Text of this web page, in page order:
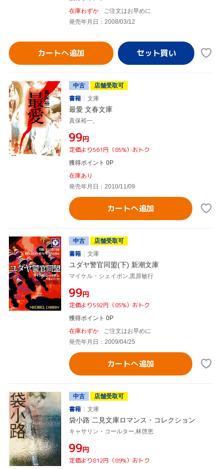
在庫わずか
ご注文はお早めに
発売年月日：2008/03/12
カートへ追加
中古
店舗受取可
書籍
文庫
最愛 文春文庫
真保裕一,
¥99円
定価より561円（85%）おトク
獲得ポイント 0P
在庫あり
発売年月日：2010/11/09
カートへ追加
中古
店舗受取可
書籍
文庫
ユダヤ警官同盟(下) 新潮文庫
マイケル・シェイボン,黒原敏行
¥99円
定価より592円（85%）おトク
獲得ポイント 0P
在庫わずか
ご注文はお早めに
発売年月日：2009/04/25
カートへ追加
中古
店舗受取可
書籍
文庫
袋小路 二見文庫ロマンス・コレクション
キャサリン・コールター,林啓恵
¥99円
定価より812円（89%）おトク